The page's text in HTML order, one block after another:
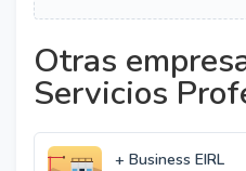
Otras
Servicios
+ Business EIRL